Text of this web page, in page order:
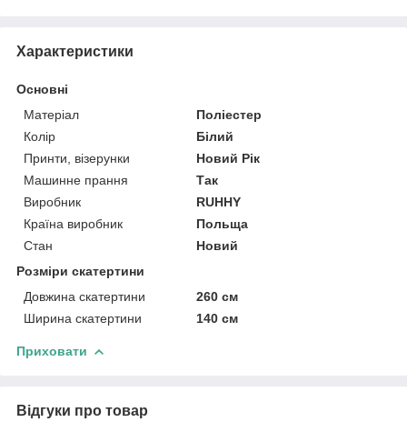
Характеристики
Основні
Матеріал
Поліестер
Колір
Білий
Принти, візерунки
Новий Рік
Машинне прання
Так
Виробник
RUHHY
Країна виробник
Польща
Стан
Новий
Розміри скатертини
Довжина скатертини
260 см
Ширина скатертини
140 см
Приховати
Відгуки про товар